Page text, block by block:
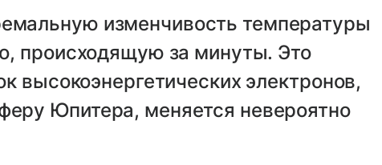
изменчивость температуры
происходящую за минуты. Это
высокоэнергетических электронов,
Юпитера, меняется невероятно